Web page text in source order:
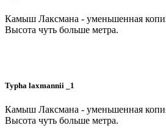
Камыш Лаксмана - уменьшенная
Высота чуть больше метра.
Typha laxmannii _1
Камыш Лаксмана - уменьшенная
Высота чуть больше метра.